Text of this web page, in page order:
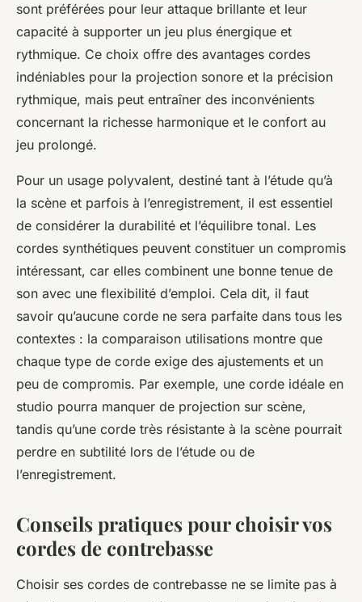
sont préférées pour leur attaque brillante et leur
capacité à supporter un jeu plus énergique et
rythmique. Ce choix offre des avantages cordes
indéniables pour la projection sonore et la précision
rythmique, mais peut entraîner des inconvénients
concernant la richesse harmonique et le confort au
jeu prolongé.
Pour un usage polyvalent, destiné tant à l’étude qu’à
la scène et parfois à l’enregistrement, il est essentiel
de considérer la durabilité et l’équilibre tonal. Les
cordes synthétiques peuvent constituer un compromis
intéressant, car elles combinent une bonne tenue de
son avec une flexibilité d’emploi. Cela dit, il faut
savoir qu’aucune corde ne sera parfaite dans tous les
contextes : la comparaison utilisations montre que
chaque type de corde exige des ajustements et un
peu de compromis. Par exemple, une corde idéale en
studio pourra manquer de projection sur scène,
tandis qu’une corde très résistante à la scène pourrait
perdre en subtilité lors de l’étude ou de
l’enregistrement.
Conseils pratiques pour choisir vos
cordes de contrebasse
Choisir ses cordes de contrebasse ne se limite pas à